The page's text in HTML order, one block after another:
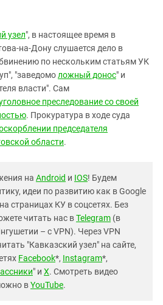
узел", в настоящее время в
на-Дону слушается дело в
по нескольким статьям УК
"заведомоложный донос" и
власти". Сам
преследование со своей
. Прокуратура в ходе суда
председателя
области.
на Android и IOS! Будем
идеи по развитию как в Google
страницах КУ в соцсетях. Без
читать нас вTelegram (в
– с VPN). Через VPN
"Кавказский узел" на сайте,
Facebook*, Instagram*,
" и X. Смотреть видео
вYouTube.